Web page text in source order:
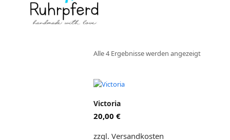
Alle 4 Ergebnisse werden angezeigtNach
Victoria
20,00 €
zzgl. Versandkosten
Dieses
weist
mehrere
auf.